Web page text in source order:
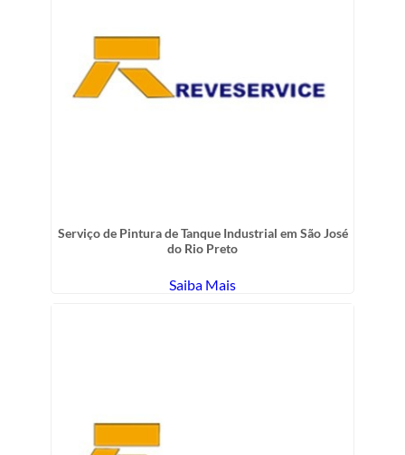
Serviço de Pintura de Tanque Industrial em São José
do Rio Preto
Saiba Mais